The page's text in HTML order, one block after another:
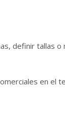
definir tallas
en el